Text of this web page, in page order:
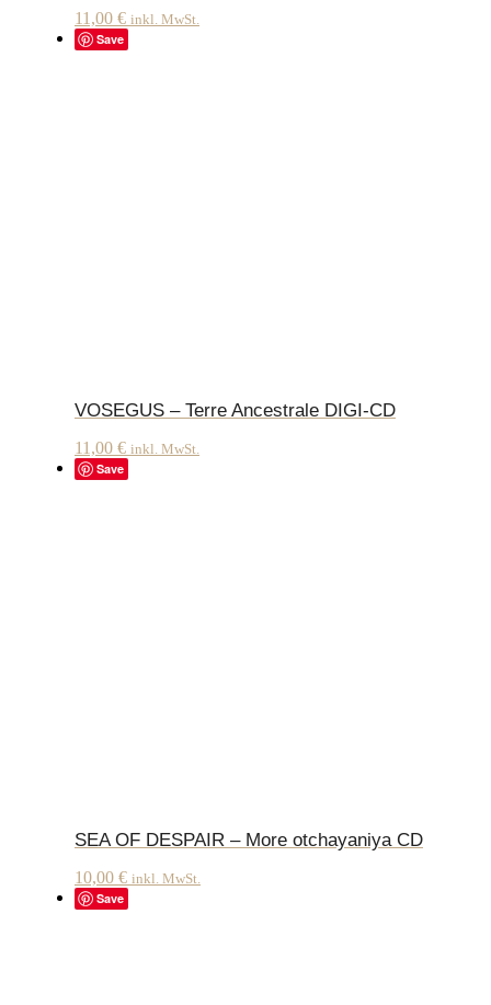
11,00 € inkl. MwSt.
Save
VOSEGUS – Terre Ancestrale DIGI-CD
11,00 € inkl. MwSt.
Save
SEA OF DESPAIR – More otchayaniya CD
10,00 € inkl. MwSt.
Save